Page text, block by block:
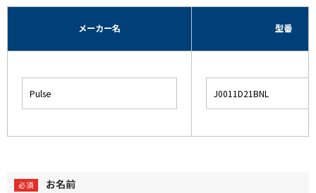
メーカー名 型番
お名前